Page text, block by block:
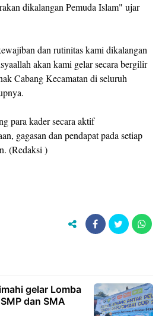
dikalangan Pemuda Islam" ujar
dan rutinitas kami dikalangan
akan kami gelar secara bergilir
Cabang Kecamatan di seluruh
para kader secara aktif
gagasan dan pendapat pada setiap
(Redaksi )
gelar Lomba
dan SMA